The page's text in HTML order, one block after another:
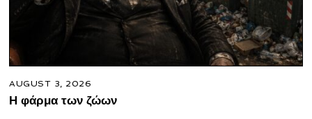
AUGUST 3, 2026
Η φάρμα των ζώων